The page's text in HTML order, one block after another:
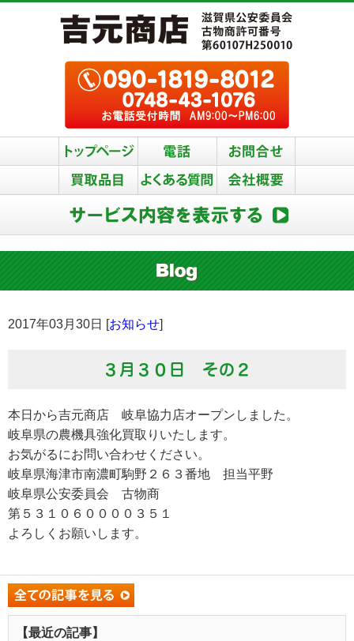
2017年03月30日 [お知らせ]
３月３０日 その２
本日から吉元商店 岐阜協力店オープンしました。
岐阜県の農機具強化買取りいたします。
お気がるにお問い合わせください。
岐阜県海津市南濃町駒野２６３番地 担当平野
岐阜県公安委員会 古物商
第５３１０６００００３５１
よろしくお願いします。
【最近の記事】